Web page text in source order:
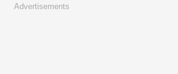
Advertisements